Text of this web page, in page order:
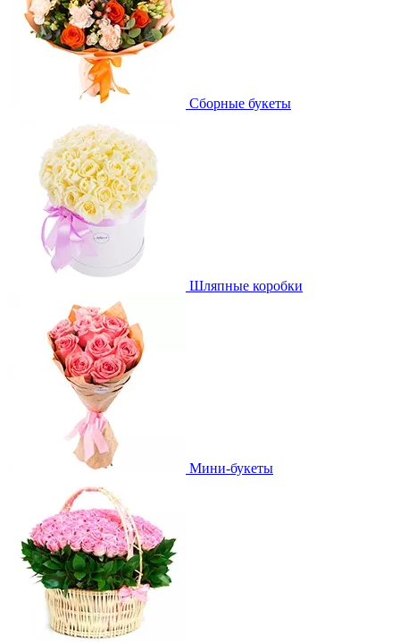
Сборные букеты
Шляпные коробки
Мини-букеты